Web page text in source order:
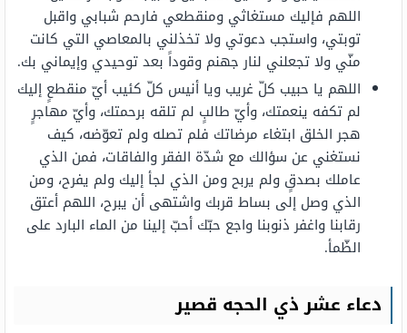
اللهم فإليك مستغاثي ومنقطعي فارحم شبابي واقبل
توبتي، واستجب دعوتي ولا تخذلني بالمعاصي التي كانت
منّي ولا تجعلني لنار جهنم وقوداً بعد توحيدي وإيماني بك.
اللهم يا حبيب كلّ غريب ويا أنيس كلّ كئيب أيّ منقطعٍ إليك
لم تكفه ينعمتك، وأيّ طالبٍ لم تلقه برحمتك، وأيّ مهاجرٍ
هجر الخلق ابتغاء مرضاتك فلم تصله ولم تعوّضه، كيف
نستغني عن سؤالك مع شدّة الفقر والفاقات، فمن الذي
عاملك بصدقٍ ولم يربح ومن الذي لجأ إليك ولم يفرح، ومن
الذي وصل إلى بساط قربك واشتهى أن يبرح، اللهم أعتق
رقابنا واغفر ذنوبنا واجع حبّك أحبّ إلينا من الماء البارد على
الظّمأ.
دعاء عشر ذي الحجه قصير